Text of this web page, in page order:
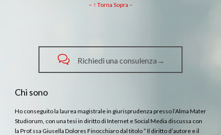
– ↑ Torna Sopra –
 Richiedi una consulenza→
Chi sono
Ho conseguito la laurea magistrale in giurisprudenza presso l’Alma Mater
Studiorum, con una tesi in diritto di Internet e Social Media discussa con
la Prof.ssa Giusella Dolores Finocchiaro dal titolo ” Il diritto d’autore e il